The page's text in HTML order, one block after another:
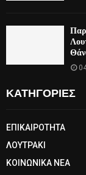
ΚΑΤΗΓΟΡΙΕΣ
ΕΠΙΚΑΙΡΟΤΗΤΑ
ΛΟΥΤΡΑΚΙ
ΚΟΙΝΩΝΙΚΑ ΝΕΑ